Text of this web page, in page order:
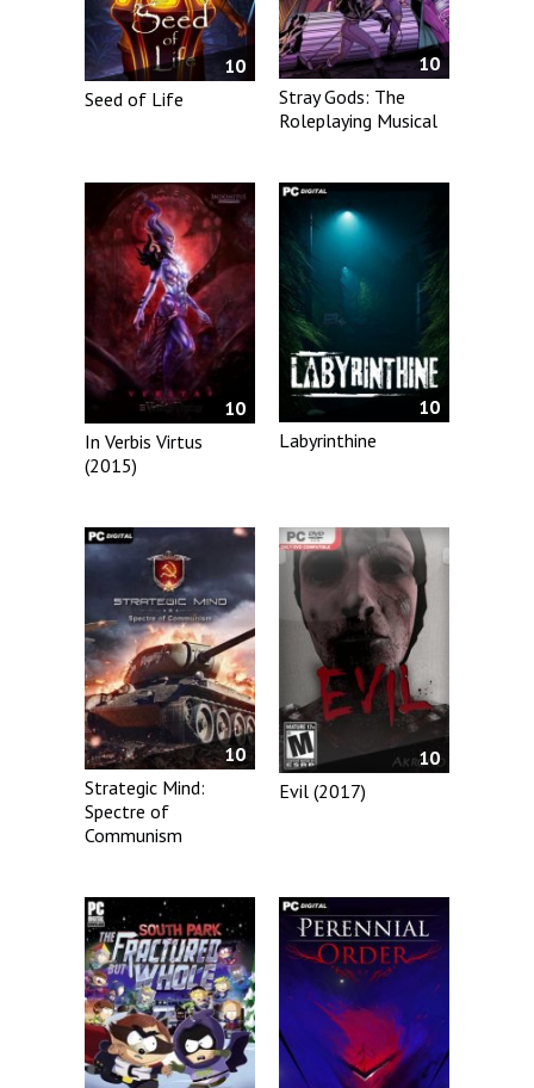
10
Seed of Life
10
Stray Gods: The
Roleplaying Musical
10
In Verbis Virtus
(2015)
10
Labyrinthine
10
Strategic Mind:
Spectre of
Communism
10
Evil (2017)